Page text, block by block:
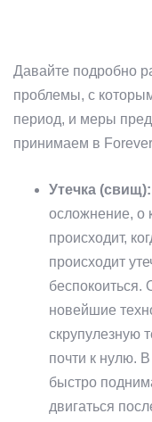
Давайте подробно
проблемы, с
период, и меры
принимаем в
Утечка (свищ):
осложнение, о
происходит,
происходит
беспокоиться.
новейшие
скрупулезную
почти к нулю.
быстро
двигаться